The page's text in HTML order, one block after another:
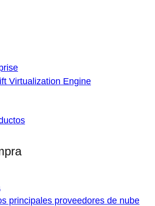
Virtualization Engine
principales proveedores de nube